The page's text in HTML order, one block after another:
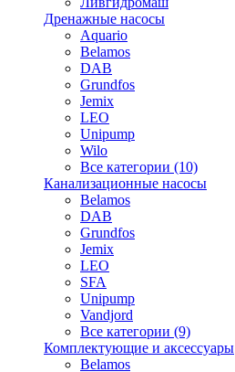
Дренажные насосы
Aquario
Belamos
DAB
Grundfos
Jemix
LEO
Unipump
Wilo
Все категории (10)
Канализационные насосы
Belamos
DAB
Grundfos
Jemix
LEO
SFA
Unipump
Vandjord
Все категории (9)
Комплектующие и аксессуары
Belamos